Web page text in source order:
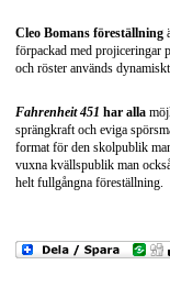
Cleo Bomans föreställning
förpackad med projiceringar
och röster används
Fahrenheit 451 har alla
sprängkraft och eviga
format för den skolpublik
vuxna kvällspublik man
helt fullgångna föreställning.